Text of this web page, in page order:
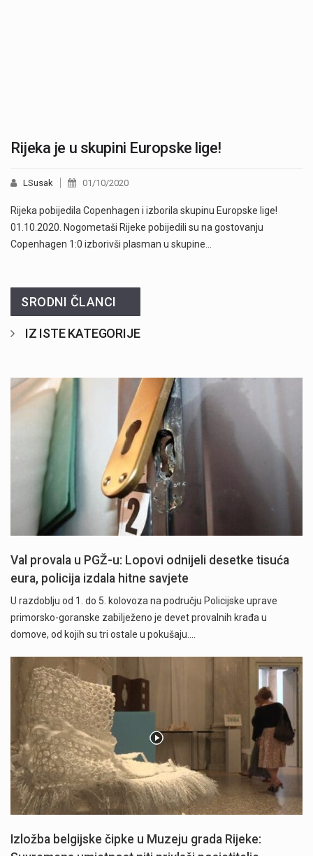
Rijeka je u skupini Europske lige!
LSusak 01/10/2020
Rijeka pobijedila Copenhagen i izborila skupinu Europske lige!
01.10.2020. Nogometaši Rijeke pobijedili su na gostovanju
Copenhagen 1:0 izborivši plasman u skupine…
SRODNI ČLANCI
IZ ISTE KATEGORIJE
Val provala u PGŽ-u: Lopovi odnijeli desetke tisuća
eura, policija izdala hitne savjete
U razdoblju od 1. do 5. kolovoza na području Policijske uprave
primorsko-goranske zabilježeno je devet provalnih krađa u
domove, od kojih su tri ostale u pokušaju.…
Izložba belgijske čipke u Muzeju grada Rijeke: